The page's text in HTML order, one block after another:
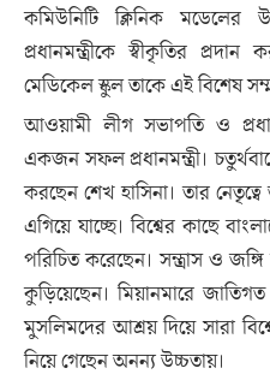
কমিউনিটি ক্লিনিক মডেলের
প্রধানমন্ত্রীকে স্বীকৃতির প্রদান
মেডিকেল স্কুল তাকে এই বিশেষ
আওয়ামী লীগ সভাপতি ও
একজন সফল প্রধানমন্ত্রী।
করছেন শেখ হাসিনা। তার
এগিয়ে যাচ্ছে। বিশ্বের কাছে
পরিচিত করেছেন। সন্ত্রাস ও
কুড়িয়েছেন। মিয়ানমারে
মুসলিমদের আশ্রয় দিয়ে সারা
নিয়ে গেছেন অনন্য উচ্চতায়।